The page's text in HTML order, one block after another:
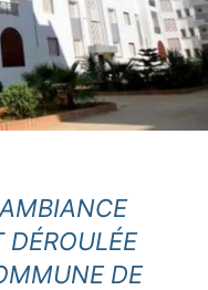
DÉROULÉE
DE